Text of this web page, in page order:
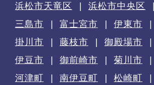
浜松市天竜区
浜松市中央区
三島市
富士宮市 伊東市
掛川市
藤枝市 御殿場市
伊豆市
御前崎市 菊川市
河津町
南伊豆町 松崎町